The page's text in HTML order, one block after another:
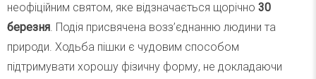
неофіційним святом, яке відзначається щорічно 30
березня. Подія присвячена возз’єднанню людини та
природи. Ходьба пішки є чудовим способом
підтримувати хорошу фізичну форму, не докладаючи